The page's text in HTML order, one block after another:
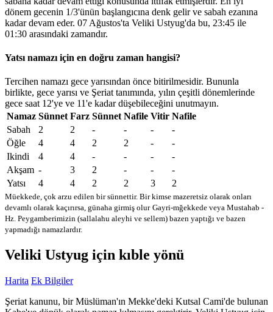
dönem gecenin 1/3'ünün başlangıcına denk gelir ve sabah ezanına
kadar devam eder. 07 Ağustos'ta Veliki Ustyug'da bu, 23:45 ile
01:30 arasındaki zamandır.
Yatsı namazı için en doğru zaman hangisi?
Tercihen namazı gece yarısından önce bitirilmesidir. Bununla
birlikte, gece yarısı ve Şeriat tanımında, yılın çeşitli dönemlerinde
gece saat 12'ye ve 11'e kadar düşebileceğini unutmayın.
Namaz Sünnet Farz Sünnet Nafile Vitir Nafile
Sabah
2 2 - - -
-
Öğle
4 4 2 2 -
-
Ikindi
4 4 - - -
-
Akşam - 3 2 - -
-
Yatsı
4 4 2 2 3 2
Müekkede, çok arzu edilen bir sünnettir. Bir kimse mazeretsiz olarak onları
devamlı olarak kaçırırsa, günaha girmiş olur Gayri-mğekkede veya Mustahab -
Hz. Peygamberimizin (sallalahu aleyhi ve sellem) bazen yaptığı ve bazen
yapmadığı namazlardır.
Veliki Ustyug için kıble yönü
Harita Ek Bilgiler
Şeriat kanunu, bir Müslüman'ın Mekke'deki Kutsal Cami'de bulunan